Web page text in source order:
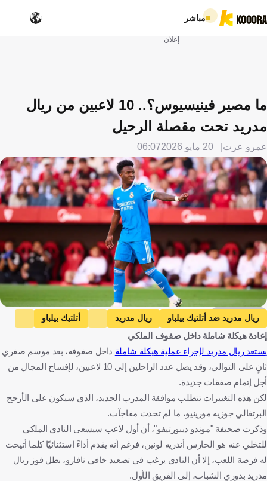
مباشر
إعلان
ما مصير فينيسيوس؟.. 10 لاعبين من ريال
مدريد تحت مقصلة الرحيل
عمرو عزت 20 مايو 2026 06:07
Getty Images
ريال مدريد ضد أتلتيك بيلباو ريال مدريد
أتلتيك بيلباو
الدوري الإسباني
فينيسيوس جونيور
إدواردو كامافينجا
أندري لونين فيديريكو فالفيردي
فيران جارسيا
داني كارفاخال
فيرلان ميندي
داني سيبايوس
جوزيه مورينيو
إسبانيا البرازيل فرنسا أوكرانيا
أورغواي
النمسا
البرتغال كرة قدم
إعادة هيكلة شاملة داخل صفوف الملكي
يستعد ريال مدريد لإجراء عملية هيكلة شاملة داخل صفوفه، بعد موسم صفري
ثانٍ على التوالي، وقد يصل عدد الراحلين إلى 10 لاعبين، لإفساح المجال من
أجل إتمام صفقات جديدة.
لكن هذه التغييرات تتطلب موافقة المدرب الجديد، الذي سيكون على الأرجح
البرتغالي جوزيه مورينيو، ما لم تحدث مفاجآت.
وذكرت صحيفة "موندو ديبورتيفو"، أن أول لاعب سيسعى النادي الملكي
للتخلي عنه هو الحارس أندريه لونين، فرغم أنه يقدم أداءً استثنائيًا كلما أتيحت
له فرصة اللعب، إلا أن النادي يرغب في تصعيد خافي نافارو، بطل فوز ريال
مدريد بدوري الشباب، إلى الفريق الأول.